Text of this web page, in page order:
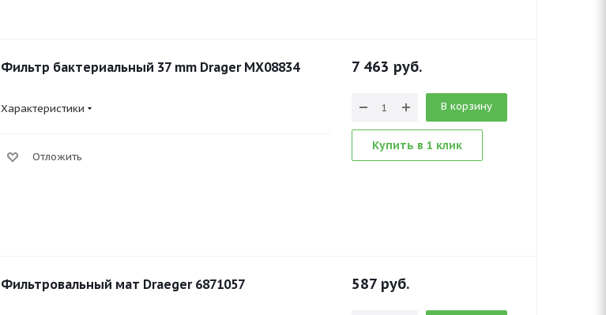
Фильтр бактериальный 37 mm Drager MX08834
Характеристики
Отложить
7 463 руб.
В корзину
Купить в 1 клик
Фильтровальный мат Draeger 6871057 587 руб.